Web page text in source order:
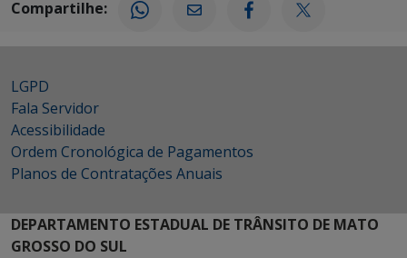
Compartilhe:
LGPD
Fala Servidor
Acessibilidade
Ordem Cronológica de Pagamentos
Planos de Contratações Anuais
DEPARTAMENTO ESTADUAL DE TRÂNSITO DE MATO
GROSSO DO SUL